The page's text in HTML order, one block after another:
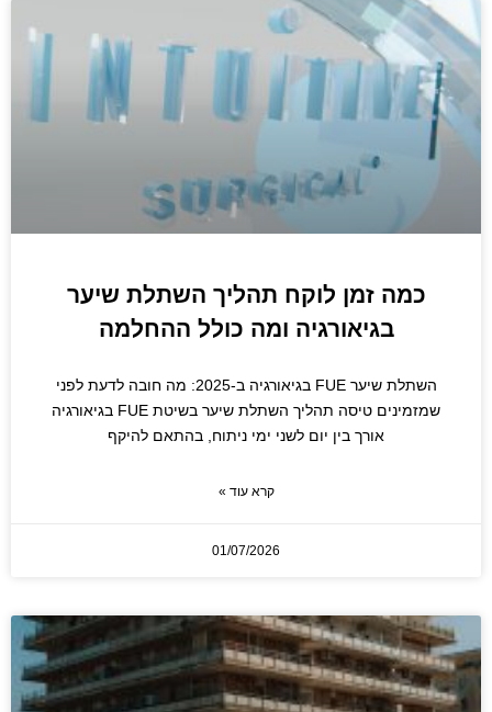
כמה זמן לוקח תהליך השתלת שיער
בגיאורגיה ומה כולל ההחלמה
השתלת שיער FUE בגיאורגיה ב-2025: מה חובה לדעת לפני
שמזמינים טיסה תהליך השתלת שיער בשיטת FUE בגיאורגיה
אורך בין יום לשני ימי ניתוח, בהתאם להיקף
קרא עוד »
01/07/2026